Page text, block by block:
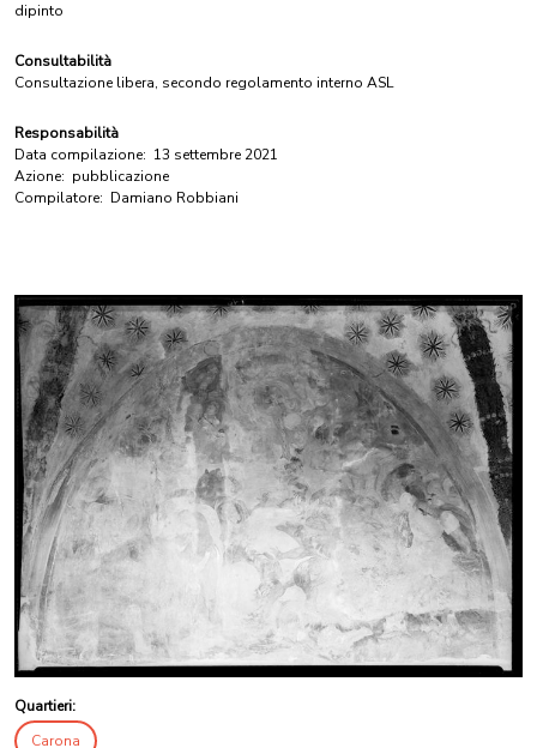
dipinto
Consultabilità
Consultazione libera, secondo regolamento interno ASL
Responsabilità
Data compilazione: 13 settembre 2021
Azione: pubblicazione
Compilatore: Damiano Robbiani
Quartieri:
Carona